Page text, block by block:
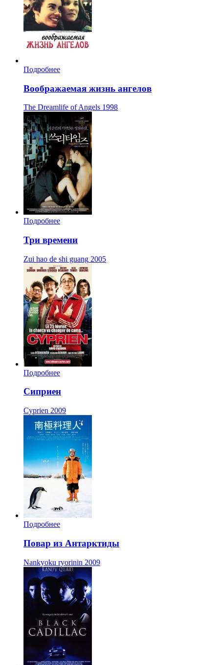
Подробнее
Воображаемая жизнь ангелов
The Dreamlife of Angels 1998
Подробнее
Три времени
Zui hao de shi guang 2005
Подробнее
Сиприен
Cyprien 2009
Подробнее
Повар из Антарктиды
Nankyoku ryorinin 2009